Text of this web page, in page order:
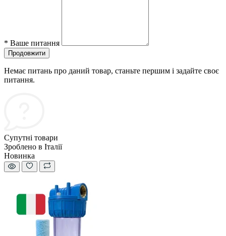
* Ваше питання
Продовжити
Немає питань про даний товар, станьте першим і задайте своє
питання.
Супутні товари
Зроблено в Італії
Новинка